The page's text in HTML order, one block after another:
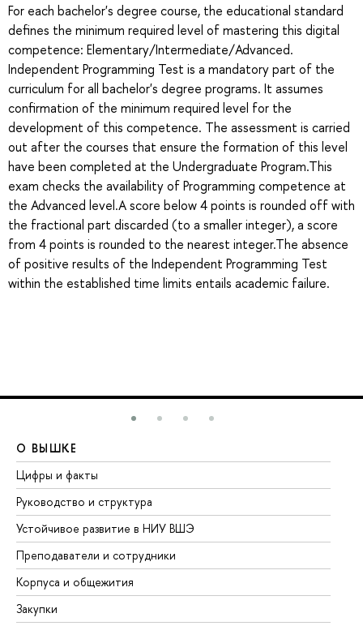
For each bachelor's degree course, the educational standard
defines the minimum required level of mastering this digital
competence: Elementary/Intermediate/Advanced.
Independent Programming Test is a mandatory part of the
curriculum for all bachelor's degree programs. It assumes
confirmation of the minimum required level for the
development of this competence. The assessment is carried
out after the courses that ensure the formation of this level
have been completed at the Undergraduate Program.This
exam checks the availability of Programming competence at
the Advanced level.A score below 4 points is rounded off with
the fractional part discarded (to a smaller integer), a score
from 4 points is rounded to the nearest integer.The absence
of positive results of the Independent Programming Test
within the established time limits entails academic failure.
О ВЫШКЕ
Цифры и факты
Руководство и структура
Устойчивое развитие в НИУ ВШЭ
Преподаватели и сотрудники
Корпуса и общежития
Закупки